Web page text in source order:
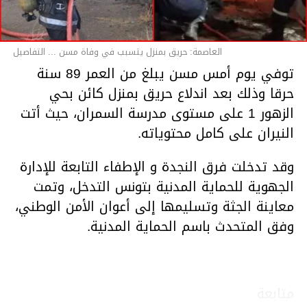
العاصمة: حريق بمنزل يتسبب في وفاة مسن ... التفاصيل
توفي يوم أمس مسن يبلغ من العمر 89 سنة
حرقا وذلك بعد اندلاع حريق بمنزل كائن بحي
الزهور 1 على مستوى مدرسة السمران، حيث أتت
النيران على كامل محتوياته.
وقد تدخلت فرق النجدة و الإطفاء التابعة للإدارة
الجهوية للحماية المدنية بتونس التدخل، وتمت
معاينة الجثة وتسليمها إلى أعوان الأمن الوطني،
وفق المتحدث باسم الحماية المدنية.